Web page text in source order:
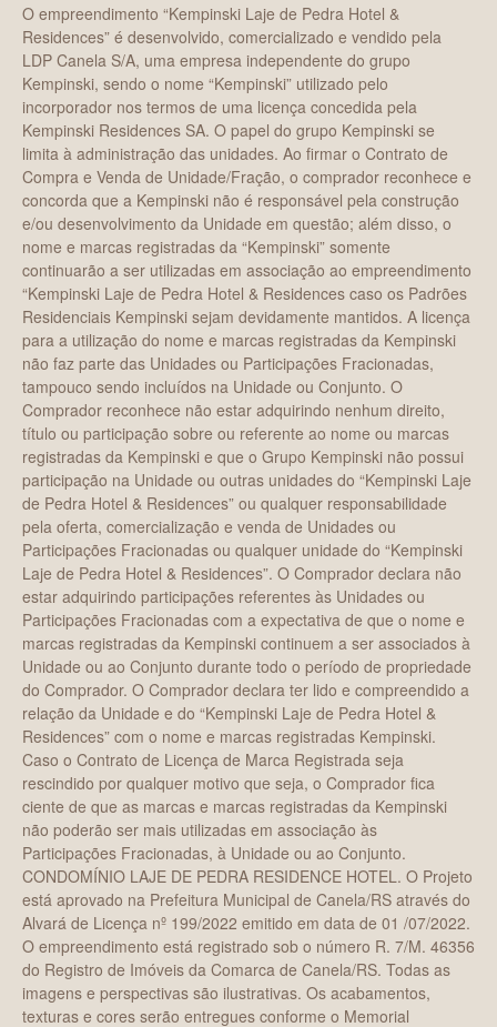
O empreendimento “Kempinski Laje de Pedra Hotel &
Residences” é desenvolvido, comercializado e vendido pela
LDP Canela S/A, uma empresa independente do grupo
Kempinski, sendo o nome “Kempinski” utilizado pelo
incorporador nos termos de uma licença concedida pela
Kempinski Residences SA. O papel do grupo Kempinski se
limita à administração das unidades. Ao firmar o Contrato de
Compra e Venda de Unidade/Fração, o comprador reconhece e
concorda que a Kempinski não é responsável pela construção
e/ou desenvolvimento da Unidade em questão; além disso, o
nome e marcas registradas da “Kempinski” somente
continuarão a ser utilizadas em associação ao empreendimento
“Kempinski Laje de Pedra Hotel & Residences caso os Padrões
Residenciais Kempinski sejam devidamente mantidos. A licença
para a utilização do nome e marcas registradas da Kempinski
não faz parte das Unidades ou Participações Fracionadas,
tampouco sendo incluídos na Unidade ou Conjunto. O
Comprador reconhece não estar adquirindo nenhum direito,
título ou participação sobre ou referente ao nome ou marcas
registradas da Kempinski e que o Grupo Kempinski não possui
participação na Unidade ou outras unidades do “Kempinski Laje
de Pedra Hotel & Residences” ou qualquer responsabilidade
pela oferta, comercialização e venda de Unidades ou
Participações Fracionadas ou qualquer unidade do “Kempinski
Laje de Pedra Hotel & Residences”. O Comprador declara não
estar adquirindo participações referentes às Unidades ou
Participações Fracionadas com a expectativa de que o nome e
marcas registradas da Kempinski continuem a ser associados à
Unidade ou ao Conjunto durante todo o período de propriedade
do Comprador. O Comprador declara ter lido e compreendido a
relação da Unidade e do “Kempinski Laje de Pedra Hotel &
Residences” com o nome e marcas registradas Kempinski.
Caso o Contrato de Licença de Marca Registrada seja
rescindido por qualquer motivo que seja, o Comprador fica
ciente de que as marcas e marcas registradas da Kempinski
não poderão ser mais utilizadas em associação às
Participações Fracionadas, à Unidade ou ao Conjunto.
CONDOMÍNIO LAJE DE PEDRA RESIDENCE HOTEL. O Projeto
está aprovado na Prefeitura Municipal de Canela/RS através do
Alvará de Licença nº 199/2022 emitido em data de 01 /07/2022.
O empreendimento está registrado sob o número R. 7/M. 46356
do Registro de Imóveis da Comarca de Canela/RS. Todas as
imagens e perspectivas são ilustrativas. Os acabamentos,
texturas e cores serão entregues conforme o Memorial